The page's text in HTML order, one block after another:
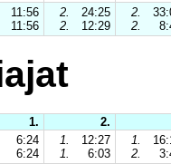
11:56 2. 24:25 2.
11:56 2. 12:29 2.
1.
2.
6:24 1. 12:27 1.
6:24 1. 6:03 2.